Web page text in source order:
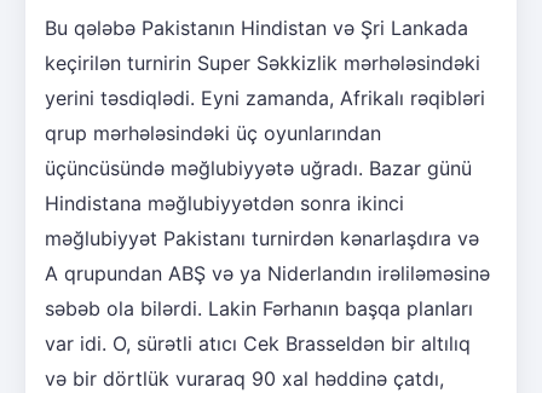
Bu qələbə Pakistanın Hindistan və Şri Lankada
keçirilən turnirin Super Səkkizlik mərhələsindəki
yerini təsdiqlədi. Eyni zamanda, Afrikalı rəqibləri
qrup mərhələsindəki üç oyunlarından
üçüncüsündə məğlubiyyətə uğradı. Bazar günü
Hindistana məğlubiyyətdən sonra ikinci
məğlubiyyət Pakistanı turnirdən kənarlaşdıra və
A qrupundan ABŞ və ya Niderlandın irəliləməsinə
səbəb ola bilərdi. Lakin Fərhanın başqa planları
var idi. O, sürətli atıcı Cek Brasseldən bir altılıq
və bir dörtlük vuraraq 90 xal həddinə çatdı,